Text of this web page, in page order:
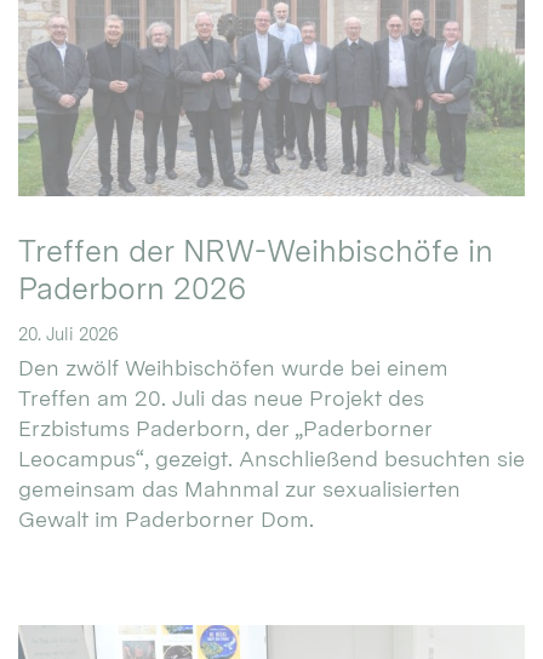
Treffen der NRW-Weihbischöfe in
Paderborn 2026
20. Juli 2026
Den zwölf Weihbischöfen wurde bei einem
Treffen am 20. Juli das neue Projekt des
Erzbistums Paderborn, der „Paderborner
Leocampus“, gezeigt. Anschließend besuchten sie
gemeinsam das Mahnmal zur sexualisierten
Gewalt im Paderborner Dom.